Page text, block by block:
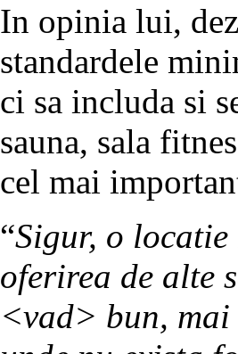
In opinia lui,
standardele
ci sa includa si
sauna, sala
cel mai
“Sigur, o
oferirea de alte
<vad> bun,